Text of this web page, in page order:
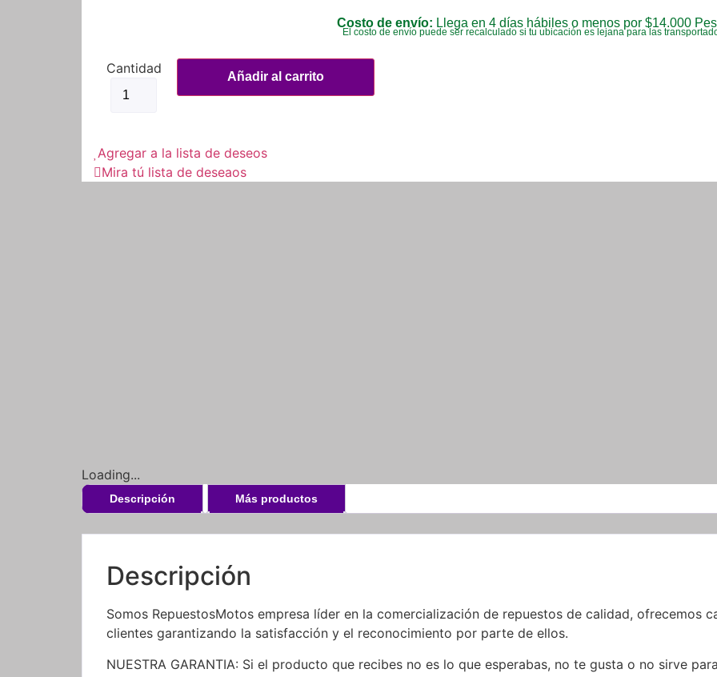
Costo de envío: Llega en 4 días hábiles o menos por $14.000
El costo de envío puede ser recalculado si tu ubicación es lejana para las
Cepillo
Limpiador
Cadena
cantidad
Añadir al carrito
Agregar a la lista de deseos
Mira tú lista de deseaos
Loading...
Descripción Más productos
Descripción
Somos RepuestosMotos empresa líder en la comercialización de repuestos de calidad, ofrecemos
clientes garantizando la satisfacción y el reconocimiento por parte de ellos.
NUESTRA GARANTIA: Si el producto que recibes no es lo que esperabas, no te gusta o no sirve